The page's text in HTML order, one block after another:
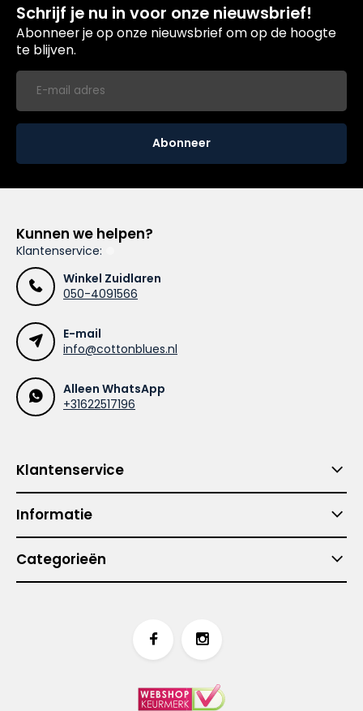
Schrijf je nu in voor onze nieuwsbrief!
Abonneer je op onze nieuwsbrief om op de hoogte
te blijven.
Abonneer
Kunnen we helpen?
Klantenservice:
Winkel Zuidlaren
050-4091566
E-mail
info@cottonblues.nl
Alleen WhatsApp
+31622517196
Klantenservice
Informatie
Categorieën